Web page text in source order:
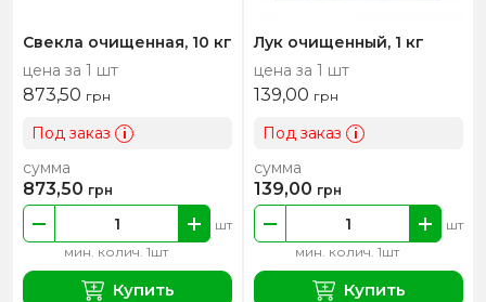
Свекла очищенная, 10 кг
цена за 1 шт
873,50 грн
Под заказ i
мин. колич. 1шт
шт
сумма
873,50 грн
Купить
Лук очищенный, 1 кг
цена за 1 шт
139,00 грн
Под заказ i
мин. колич. 1шт
шт
сумма
139,00 грн
Купить